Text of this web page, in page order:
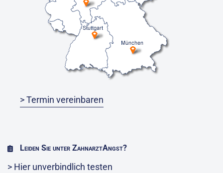
> Termin vereinbaren
Leiden Sie unter ZahnarztAngst?
> Hier unverbindlich testen